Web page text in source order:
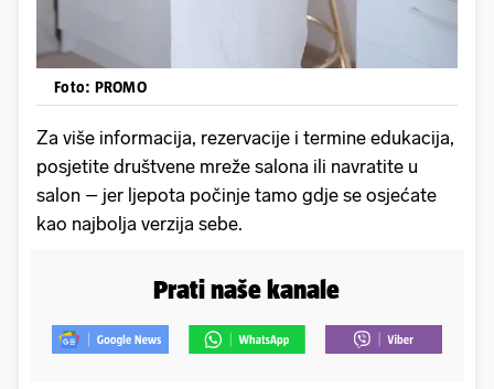
Foto: PROMO
Za više informacija, rezervacije i termine edukacija,
posjetite društvene mreže salona ili navratite u
salon – jer ljepota počinje tamo gdje se osjećate
kao najbolja verzija sebe.
Prati naše kanale